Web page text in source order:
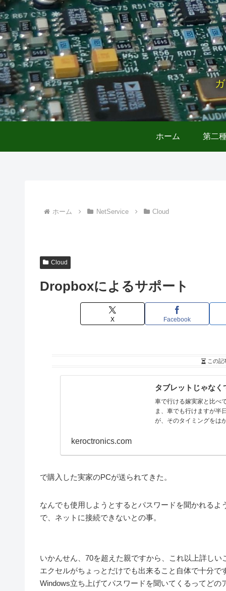
ホーム 第二
ホーム NetService Cloud
Cloud
Dropboxによるサポート
X Facebook
この記
タブレットじゃなく
車で行ける嫁実家と比べ
ま、車でも行けますが半
が、そのタイミングをは
keroctronics.com
で購入した実家のPCが送られてきた。
なんでも使用しようとするとパスワードを聞かれるよ
で、ネットに接続できないとの事。
いかんせん、70を超えた親ですから、これ以上詳しい
エクセルがちょっとだけでも出来ること自体で十分で
Windows立ち上げてパスワードを聞いてくるってどの